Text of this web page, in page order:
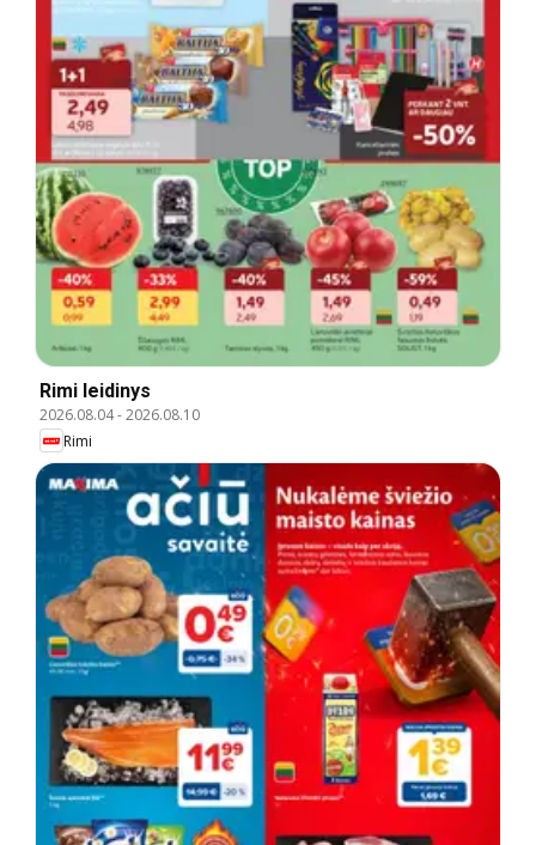
Rimi leidinys
2026.08.04-2026.08.10
Rimi